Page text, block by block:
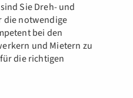
Sie Dreh- und
die notwendige
bei den
und Mietern zu
die richtigen